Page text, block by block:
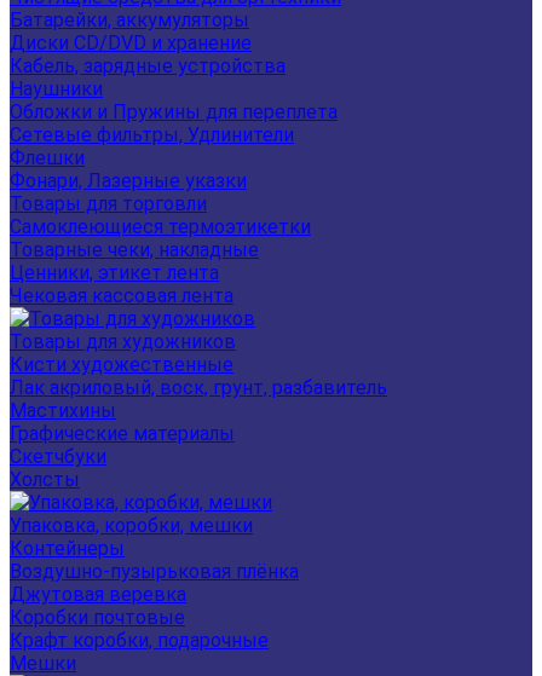
Батарейки, аккумуляторы
Диски CD/DVD и хранение
Кабель, зарядные устройства
Наушники
Обложки и Пружины для переплета
Сетевые фильтры, Удлинители
Флешки
Фонари, Лазерные указки
Товары для торговли
Самоклеющиеся термоэтикетки
Товарные чеки, накладные
Ценники, этикет лента
Чековая кассовая лента
Товары для художников
Кисти художественные
Лак акриловый, воск, грунт, разбавитель
Мастихины
Графические материалы
Скетчбуки
Холсты
Упаковка, коробки, мешки
Контейнеры
Воздушно-пузырьковая плёнка
Джутовая веревка
Коробки почтовые
Крафт коробки, подарочные
Мешки